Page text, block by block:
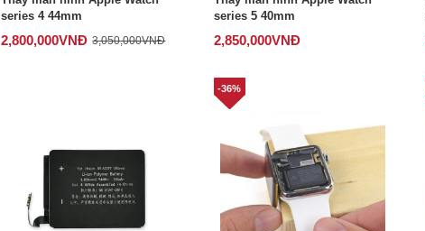
series 4 44mm
2,800,000VNĐ 3,050,000VNĐ
series 5 40mm
2,850,000VNĐ
-36%